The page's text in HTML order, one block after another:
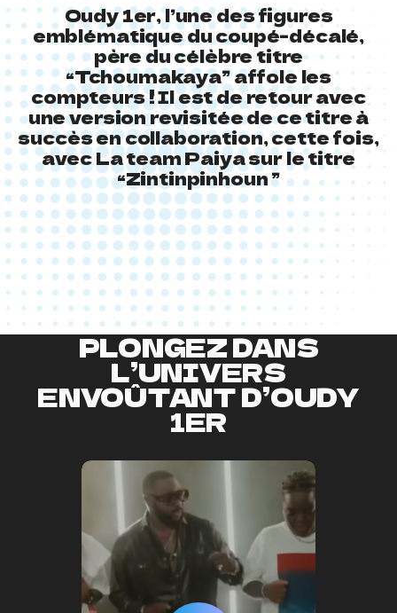
Oudy 1er, l’une des figures
emblématique du coupé-décalé,
père du célèbre titre
“Tchoumakaya” affole les
compteurs ! Il est de retour avec
une version revisitée de ce titre à
succès en collaboration, cette fois,
avec La team Paiya sur le titre
“Zintinpinhoun ”
PLONGEZ DANS
L’UNIVERS
ENVOÛTANT D’OUDY
1ER